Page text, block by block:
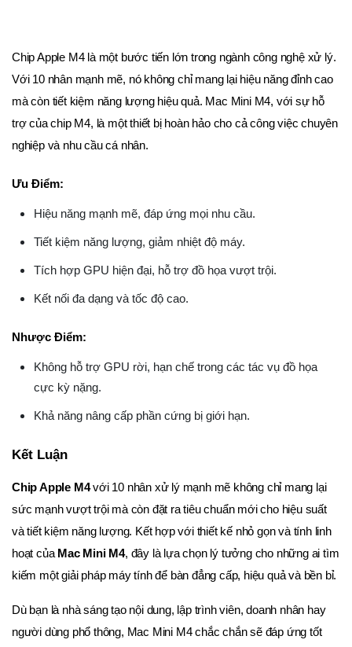
Chip Apple M4 là một bước tiến lớn trong ngành công nghệ xử lý.
Với 10 nhân mạnh mẽ, nó không chỉ mang lại hiệu năng đỉnh cao
mà còn tiết kiệm năng lượng hiệu quả. Mac Mini M4, với sự hỗ
trợ của chip M4, là một thiết bị hoàn hảo cho cả công việc chuyên
nghiệp và nhu cầu cá nhân.
Ưu Điểm:
Hiệu năng mạnh mẽ, đáp ứng mọi nhu cầu.
Tiết kiệm năng lượng, giảm nhiệt độ máy.
Tích hợp GPU hiện đại, hỗ trợ đồ họa vượt trội.
Kết nối đa dạng và tốc độ cao.
Nhược Điểm:
Không hỗ trợ GPU rời, hạn chế trong các tác vụ đồ họa
cực kỳ nặng.
Khả năng nâng cấp phần cứng bị giới hạn.
Kết Luận
Chip Apple M4với 10 nhân xử lý mạnh mẽ không chỉ mang lại
sức mạnh vượt trội mà còn đặt ra tiêu chuẩn mới cho hiệu suất
và tiết kiệm năng lượng. Kết hợp với thiết kế nhỏ gọn và tính linh
hoạt của Mac Mini M4, đây là lựa chọn lý tưởng cho những ai tìm
kiếm một giải pháp máy tính để bàn đẳng cấp, hiệu quả và bền bỉ.
Dù bạn là nhà sáng tạo nội dung, lập trình viên, doanh nhân hay
người dùng phổ thông, Mac Mini M4 chắc chắn sẽ đáp ứng tốt